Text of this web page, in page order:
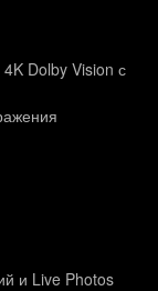
Dolby Vision с
и Live Photos